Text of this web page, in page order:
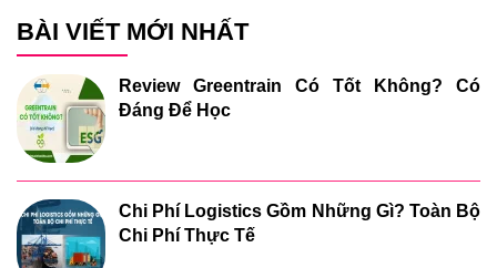
BÀI VIẾT MỚI NHẤT
Review Greentrain Có Tốt Không? Có
Đáng Để Học
Chi Phí Logistics Gồm Những Gì? Toàn Bộ
Chi Phí Thực Tế